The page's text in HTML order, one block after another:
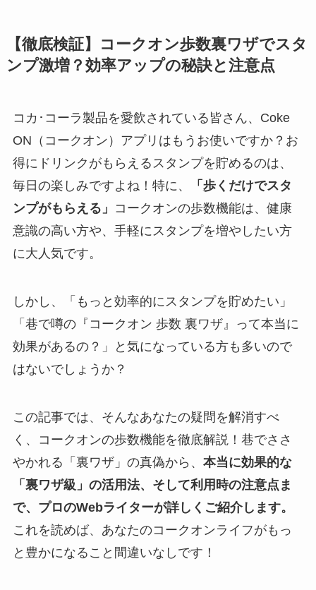
【徹底検証】コークオン歩数裏ワザでスタ
ンプ激増？効率アップの秘訣と注意点
コカ･コーラ製品を愛飲されている皆さん、Coke
ON（コークオン）アプリはもうお使いですか？お
得にドリンクがもらえるスタンプを貯めるのは、
毎日の楽しみですよね！特に、
「歩くだけでスタ
ンプがもらえる」 コークオンの歩数機能は、健康
意識の高い方や、手軽にスタンプを増やしたい方
に大人気です。
しかし、「もっと効率的にスタンプを貯めたい」
「巷で噂の『コークオン 歩数 裏ワザ』って本当に
効果があるの？」と気になっている方も多いので
はないでしょうか？
この記事では、そんなあなたの疑問を解消すべ
く、コークオンの歩数機能を徹底解説！巷でささ
やかれる「裏ワザ」の真偽から、 本当に効果的な
「裏ワザ級」の活用法、そして利用時の注意点ま
で、プロのWebライターが詳しくご紹介します。
これを読めば、あなたのコークオンライフがもっ
と豊かになること間違いなしです！